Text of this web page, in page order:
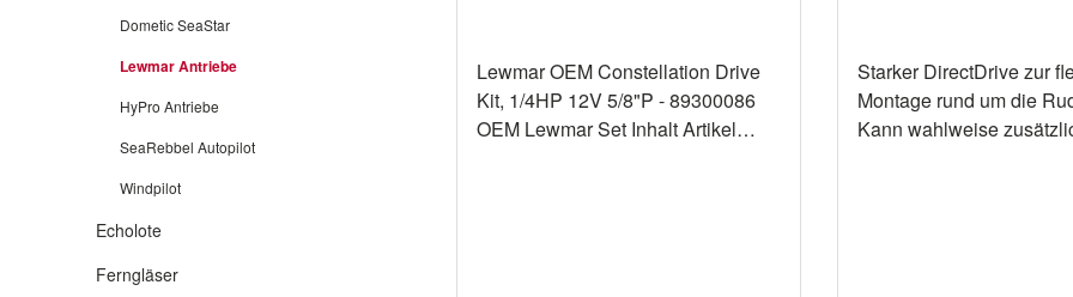
Dometic SeaStar
Lewmar Antriebe
HyPro Antriebe
SeaRebbel Autopilot
Windpilot
Echolote
Ferngläser
Lewmar OEM Constellation Drive
Kit, 1/4HP 12V 5/8"P - 89300086
OEM Lewmar Set Inhalt Artikel
Starker DirectDrive zur
Montage rund um die
Kann wahlweise